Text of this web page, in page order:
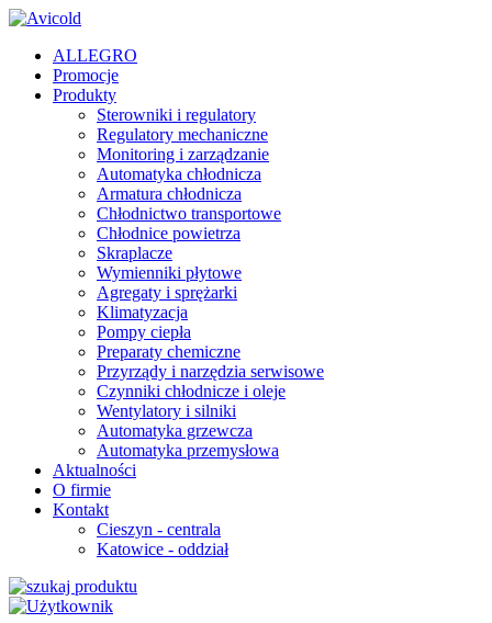
ALLEGRO
Promocje
Produkty
Sterowniki i regulatory
Regulatory mechaniczne
Monitoring i zarządzanie
Automatyka chłodnicza
Armatura chłodnicza
Chłodnictwo transportowe
Chłodnice powietrza
Skraplacze
Wymienniki płytowe
Agregaty i sprężarki
Klimatyzacja
Pompy ciepła
Preparaty chemiczne
Przyrządy i narzędzia serwisowe
Czynniki chłodnicze i oleje
Wentylatory i silniki
Automatyka grzewcza
Automatyka przemysłowa
Aktualności
O firmie
Kontakt
Cieszyn - centrala
Katowice - oddział